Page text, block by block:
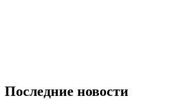
Последние новости